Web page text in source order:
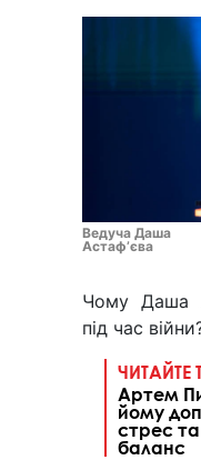
Ведуча Даша
Астафʼєва
Чому Даша
під час
ЧИТАЙТЕ
Артем
йому
стрес та
баланс